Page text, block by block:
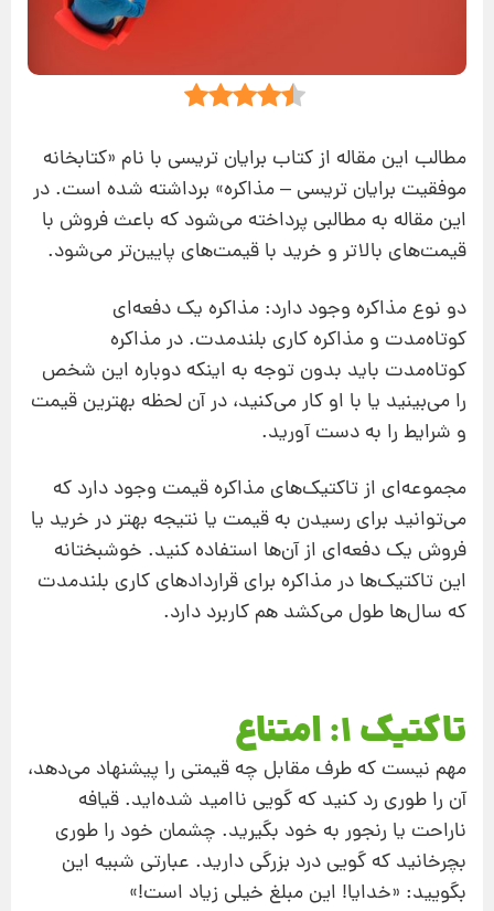
مطالب این مقاله از کتاب برایان تریسی با نام «کتابخانه
موفقیت برایان تریسی –مذاکره» برداشته شده است. در
این مقاله به مطالبی پرداخته می‌شود که باعث فروش با
قیمت‌های بالاتر و خرید با قیمت‌های پایین‌تر می‌شود.
دو نوع مذاکره وجود دارد: مذاکره یک دفعهای
کوتاه‌مدت و مذاکره کاری بلندمدت. در مذاکره
کوتاه‌مدت باید بدون توجه به اینکه دوباره این شخص
را میبینید یا با او کار میکنید، در آن لحظه بهترین قیمت
و شرایط را به دست آورید.
مجموعهای از تاکتیکهای مذاکره قیمت وجود دارد که
میتوانید برای رسیدن به قیمت یا نتیجه بهتر در خرید یا
فروش یک دفعهای از آن‌ها استفاده کنید. خوشبختانه
این تاکتیکها در مذاکره برای قراردادهای کاری بلندمدت
که سالها طول میکشد هم کاربرد دارد.
تاکتیک 1: امتناع
مهم نیست که طرف مقابل چه قیمتی را پیشنهاد میدهد،
آن را طوری رد کنید که گویی ناامید شدهاید. قیافه
ناراحت یا رنجور به خود بگیرید. چشمان خود را طوری
بچرخانید که گویی درد بزرگی دارید. عبارتی شبیه این
بگویید: «خدایا! این مبلغ خیلی زیاد است!»